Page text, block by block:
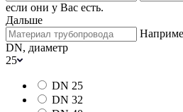
если они у Вас есть.
Дальше
DN, диаметр
25
DN 25
DN 32